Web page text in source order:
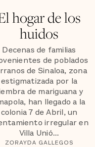
hogar de los
huidos
Decenas de familias
de poblados
de Sinaloa, zona
estigmatizada por la
de mariguana y
han llegado a la
colonia 7 de Abril, un
irregular en
Villa Unió...
ZORAYDA GALLEGOS